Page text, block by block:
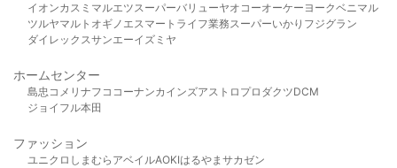
イオンカスミ マルエツスーパーバリューヤオコーオーケー ヨークベニマル
ツルヤマルト オギノ エスマート ライフ業務スーパーいかり フジグラン
ダイレックスサンエーイズミヤ
ホームセンター
島忠 コメリ ナフコ コーナンカインズアストロプロダクツDCM
ジョイフル本田
ファッション
ユニクロ しまむら アベイルAOKIはるやま サカゼン